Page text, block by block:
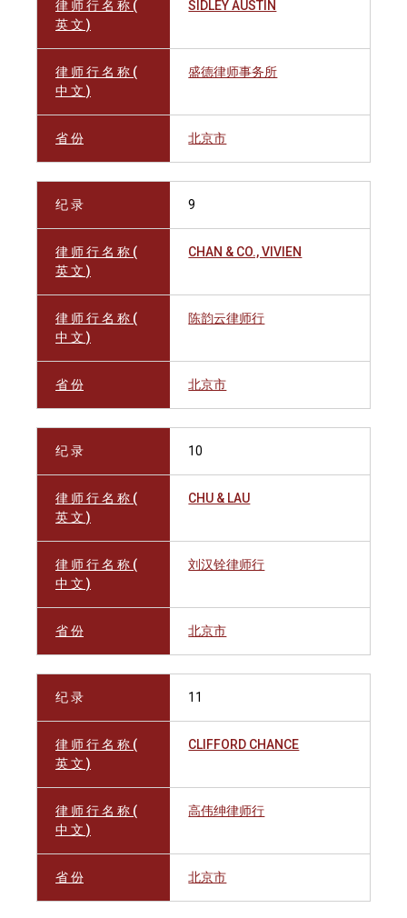
律 师 行 名 称 (
英 文 )
SIDLEY AUSTIN
律 师 行 名 称 (
中 文 )
盛德律师事务所
省 份 北京市
纪 录 9
律 师 行 名 称 (
英 文 )
CHAN & CO., VIVIEN
律 师 行 名 称 (
中 文 )
陈韵云律师行
省 份 北京市
纪 录 10
律 师 行 名 称 (
英 文 )
CHU & LAU
律 师 行 名 称 (
中 文 )
刘汉铨律师行
省 份 北京市
纪 录 11
律 师 行 名 称 (
英 文 )
CLIFFORD CHANCE
律 师 行 名 称 (
中 文 )
高伟绅律师行
省 份 北京市